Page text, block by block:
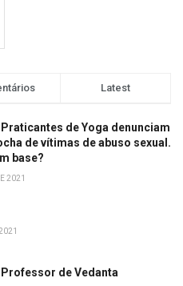
Latest
de Yoga denunciam
de vítimas de abuso sexual.
base?
2021
de Vedanta